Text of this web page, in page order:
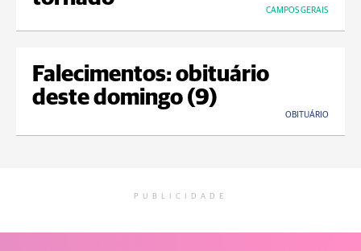
CAMPOS GERAIS
Falecimentos: obituário
deste domingo (9)
OBITUÁRIO
PUBLICIDADE